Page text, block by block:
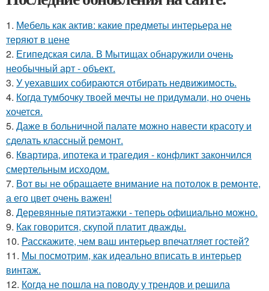
1. Мебель как актив: какие предметы интерьера не
теряют в цене
2. Египедская сила. В Мытищах обнаружили очень
необычный арт - объект.
3. У уехавших собираются отбирать недвижимость.
4. Когда тумбочку твоей мечты не придумали, но очень
хочется.
5. Даже в больничной палате можно навести красоту и
сделать классный ремонт.
6. Квартира, ипотека и трагедия - конфликт закончился
смертельным исходом.
7. Вот вы не обращаете внимание на потолок в ремонте,
а его цвет очень важен!
8. Деревянные пятиэтажки - теперь официально можно.
9. Как говорится, скупой платит дважды.
10. Расскажите, чем ваш интерьер впечатляет гостей?
11. Мы посмотрим, как идеально вписать в интерьер
винтаж.
12. Когда не пошла на поводу у трендов и решила